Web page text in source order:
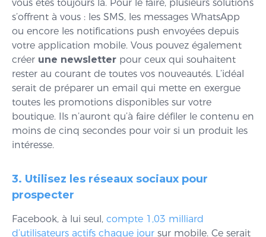
vous êtes toujours là. Pour le faire, plusieurs solutions
s’offrent à vous : les SMS, les messages WhatsApp
ou encore les notifications push envoyées depuis
votre application mobile. Vous pouvez également
créer une newsletter pour ceux qui souhaitent
rester au courant de toutes vos nouveautés. L’idéal
serait de préparer un email qui mette en exergue
toutes les promotions disponibles sur votre
boutique. Ils n’auront qu’à faire défiler le contenu en
moins de cinq secondes pour voir si un produit les
intéresse.
3. Utilisez les réseaux sociaux pour
prospecter
Facebook, à lui seul, compte 1,03 milliard
d’utilisateurs actifs chaque jour sur mobile. Ce serait